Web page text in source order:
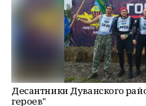
Десантники Дуванского
героев"